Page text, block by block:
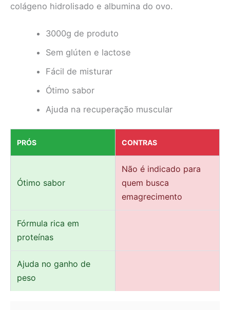
colágeno hidrolisado e albumina do ovo.
3000g de produto
Sem glúten e lactose
Fácil de misturar
Ótimo sabor
Ajuda na recuperação muscular
PRÓS CONTRAS
Ótimo sabor
Não é indicado para
quem busca
emagrecimento
Fórmula rica em
proteínas
Ajuda no ganho de
peso